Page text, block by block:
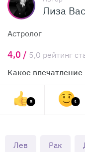
Лиза
Астролог
4,0 / 5,0 рейтинг
Какое впечатление
5 1
Лев Рак